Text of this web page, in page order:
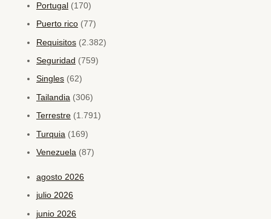
Portugal (170)
Puerto rico (77)
Requisitos (2.382)
Seguridad (759)
Singles (62)
Tailandia (306)
Terrestre (1.791)
Turquia (169)
Venezuela (87)
agosto 2026
julio 2026
junio 2026